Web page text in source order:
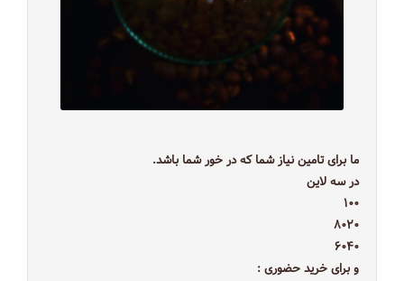
ما برای تامین نیاز شما که در خور شما باشد.
در سه لاین
۱۰۰
۸۰۲۰
۶۰۴۰
و برای خرید حضوری :